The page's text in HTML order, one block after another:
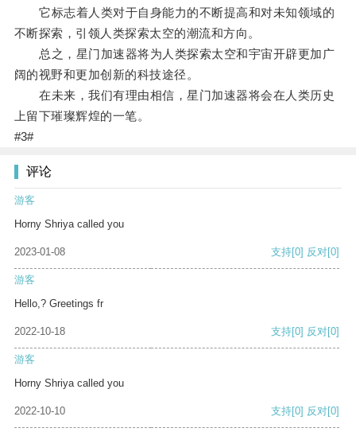
它标志着人类对于自身能力的不断提高和对未知领域的
不断探索，引领人类探索太空的潮流和方向。
总之，星门加速器将为人类探索太空和宇宙开辟更加广
阔的视野和更加创新的科技途径。
在未来，我们有理由相信，星门加速器将会在人类历史
上留下璀璨辉煌的一笔。
#3#
评论
游客
Horny Shriya called you
2023-01-08 支持[0] 反对[0]
游客
Hello,? Greetings fr
2022-10-18 支持[0] 反对[0]
游客
Horny Shriya called you
2022-10-10 支持[0] 反对[0]